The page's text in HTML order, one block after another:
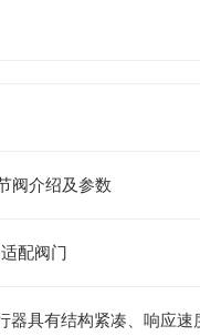
阀介绍及参数
配阀门
器具有结构紧凑、响应速